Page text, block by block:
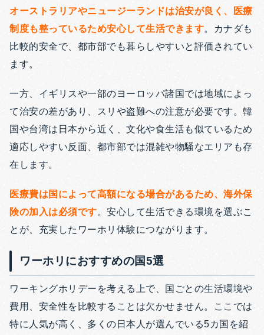
オーストラリアやニュージーランドは治安が良く、医療
制度も整っているため安心して生活できます。カナダも
比較的安全で、都市部でも暮らしやすいと評価されてい
ます。
一方、イギリスや一部のヨーロッパ諸国では地域によっ
て治安の差があり、スリや盗難への注意が必要です。韓
国や台湾は日本から近く、文化や食生活も似ているため
適応しやすい反面、都市部では混雑や物騒なエリアも存
在します。
医療費は国によって高額になる場合があるため、海外保
険の加入は必須です。安心して生活できる環境を選ぶこ
とが、充実したワーホリ体験につながります。
ワーホリにおすすめの国5選
ワーキングホリデーを考える上で、国ごとの生活環境や
費用、安全性を比較することは欠かせません。ここでは
特に人気が高く、多くの日本人が選んでいる5カ国を紹